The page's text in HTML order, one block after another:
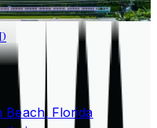
Beach, Florida